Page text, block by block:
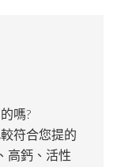
嗎?
符合您提的
高鈣、活性